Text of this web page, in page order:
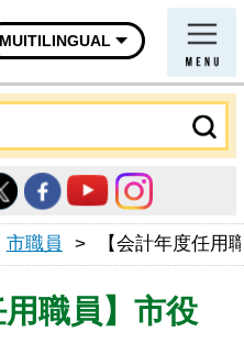
MUITILINGUAL
市職員 > 【会計年度任用
用職員】市役